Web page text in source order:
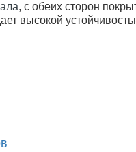
, с обеих сторон
высокой